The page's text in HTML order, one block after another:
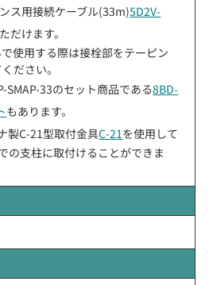
ス用接続ケーブル(33m)5D2V-
だけます。
使用する際は接栓部をテーピン
ださい。
33のセット商品である8BD-
もあります。
製C-21型取付金具C-21 を使用して
の支柱に取付けることができま